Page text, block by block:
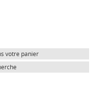
votre panier